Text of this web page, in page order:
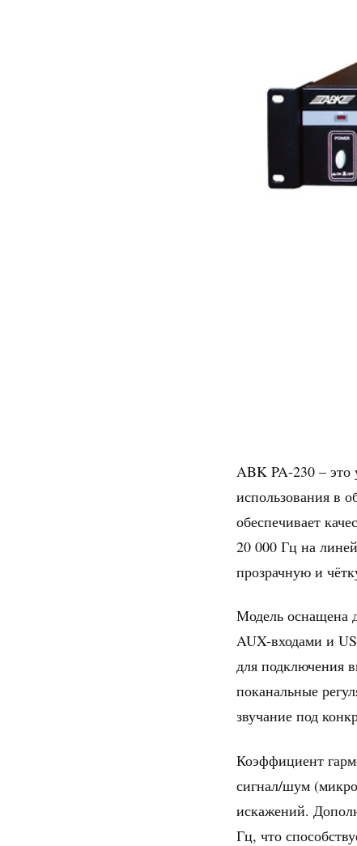
ABK PA-230 – это
использования в
обеспечивает
20 000 Гц на
прозрачную и
Модель оснащена
AUX-входами и
для подключения
поканальные
звучание под
Коэффициент
сигнал/шум
искажений.
Гц, что